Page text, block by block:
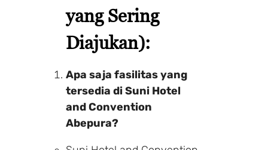
yang Sering
Diajukan):
Apa saja fasilitas yang
tersedia di Suni Hotel
and Convention
Abepura?